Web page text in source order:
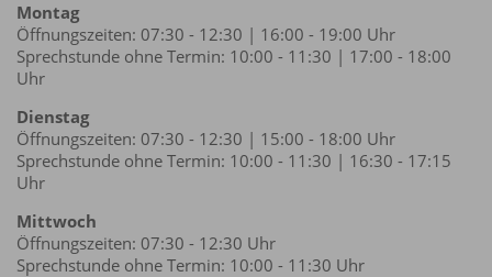
Montag
Öffnungszeiten: 07:30 - 12:30 | 16:00 - 19:00 Uhr
Sprechstunde ohne Termin: 10:00 - 11:30 | 17:00 - 18:00
Uhr
Dienstag
Öffnungszeiten: 07:30 - 12:30 | 15:00 - 18:00 Uhr
Sprechstunde ohne Termin: 10:00 - 11:30 | 16:30 - 17:15
Uhr
Mittwoch
Öffnungszeiten: 07:30 - 12:30 Uhr
Sprechstunde ohne Termin: 10:00 - 11:30 Uhr